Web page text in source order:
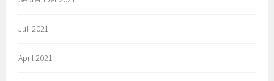
Juli 2021
April 2021